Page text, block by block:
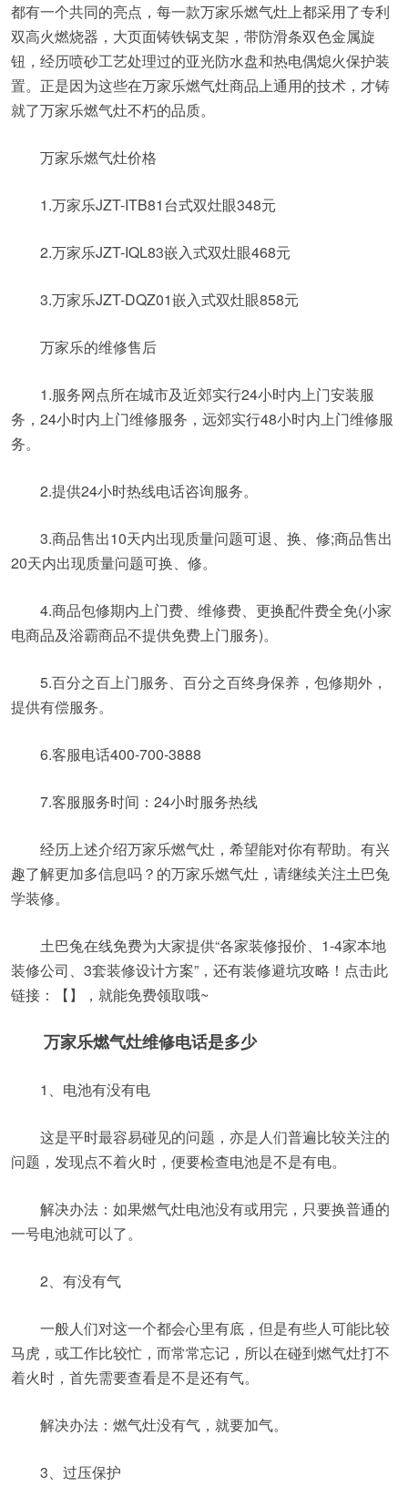
都有一个共同的亮点，每一款万家乐燃气灶上都采用了专利
双高火燃烧器，大页面铸铁锅支架，带防滑条双色金属旋
钮，经历喷砂工艺处理过的亚光防水盘和热电偶熄火保护装
置。正是因为这些在万家乐燃气灶商品上通用的技术，才铸
就了万家乐燃气灶不朽的品质。
万家乐燃气灶价格
1.万家乐JZT-ITB81台式双灶眼348元
2.万家乐JZT-IQL83嵌入式双灶眼468元
3.万家乐JZT-DQZ01嵌入式双灶眼858元
万家乐的维修售后
1.服务网点所在城市及近郊实行24小时内上门安装服
务，24小时内上门维修服务，远郊实行48小时内上门维修服
务。
2.提供24小时热线电话咨询服务。
3.商品售出10天内出现质量问题可退、换、修;商品售出
20天内出现质量问题可换、修。
4.商品包修期内上门费、维修费、更换配件费全免(小家
电商品及浴霸商品不提供免费上门服务)。
5.百分之百上门服务、百分之百终身保养，包修期外，
提供有偿服务。
6.客服电话400-700-3888
7.客服服务时间：24小时服务热线
经历上述介绍万家乐燃气灶，希望能对你有帮助。有兴
趣了解更加多信息吗？的万家乐燃气灶，请继续关注土巴兔
学装修。
土巴兔在线免费为大家提供“各家装修报价、1-4家本地
装修公司、3套装修设计方案”，还有装修避坑攻略！点击此
链接：【】，就能免费领取哦~
万家乐燃气灶维修电话是多少
1、电池有没有电
这是平时最容易碰见的问题，亦是人们普遍比较关注的
问题，发现点不着火时，便要检查电池是不是有电。
解决办法：如果燃气灶电池没有或用完，只要换普通的
一号电池就可以了。
2、有没有气
一般人们对这一个都会心里有底，但是有些人可能比较
马虎，或工作比较忙，而常常忘记，所以在碰到燃气灶打不
着火时，首先需要查看是不是还有气。
解决办法：燃气灶没有气，就要加气。
3、过压保护